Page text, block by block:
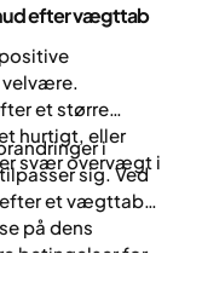
efter vægttab
et større
hurtigt, eller
svær overvægt i
i
sig. Ved
efter et vægttab,
på dens
betingelser for